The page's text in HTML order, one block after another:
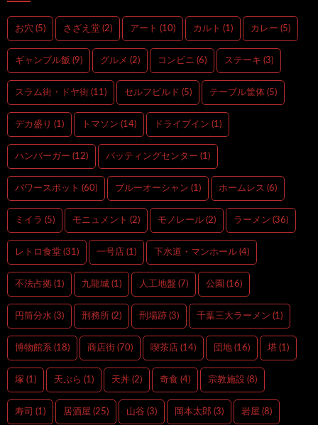
お穴 (5) さざえ堂 (2) アート (10) カルト (1) カレー (5)
ギャンブル飯 (9) グルメ (2) コンビニ (6) ステーキ (3)
スラム街・ドヤ街 (11) セルフビルド (5) テーブル筐体 (5)
デカ盛り (1) トマソン (14) ドライブイン (1)
ハンバーガー (12) バッティングセンター (1)
パワースポット (60) ブルーオーシャン (1) ホームレス (6)
ミイラ (5) モニュメント (2) モノレール (2) ラーメン (36)
レトロ食堂 (31) 一号店 (1) 下水道・マンホール (4)
不法占拠 (1) 九龍城 (1) 人工地盤 (7) 公園 (16)
円筒分水 (3) 刑務所 (2) 刑場跡 (3) 千葉三大ラーメン (1)
博物館系 (18) 商店街 (70) 喫茶店 (14) 団地 (16) 塔 (1)
塚 (1) 天ぷら (1) 天丼 (2) 奇食 (4) 宗教施設 (8)
寿司 (1) 居酒屋 (25) 山谷 (3) 岡本太郎 (3) 岩屋 (8)